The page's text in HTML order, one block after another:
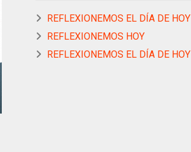
REFLEXIONEMOS EL DÍA DE HOY
REFLEXIONEMOS HOY
REFLEXIONEMOS EL DÍA DE HOY